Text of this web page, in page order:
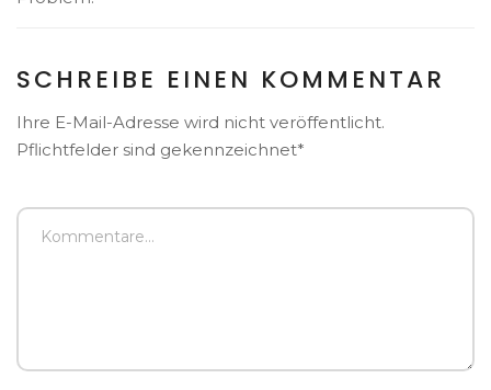
SCHREIBE EINEN KOMMENTAR
Ihre E-Mail-Adresse wird nicht veröffentlicht.
Pflichtfelder sind gekennzeichnet*